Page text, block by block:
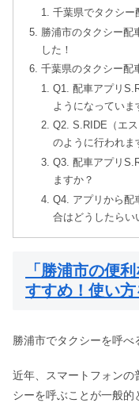
千葉県でタクシー
勝浦市のタクシー配
した！
千葉県のタクシー配
Q1. 配車アプリ
ようになっていま
Q2. S.RIDE（エ
のように行われま
Q3. 配車アプリ
ますか？
Q4. アプリから配
合はどうしたらい
「勝浦市の便
すすめ！使い方
勝浦市でタクシーを呼べ
近年、スマートフォンの
シーを呼ぶことが一般